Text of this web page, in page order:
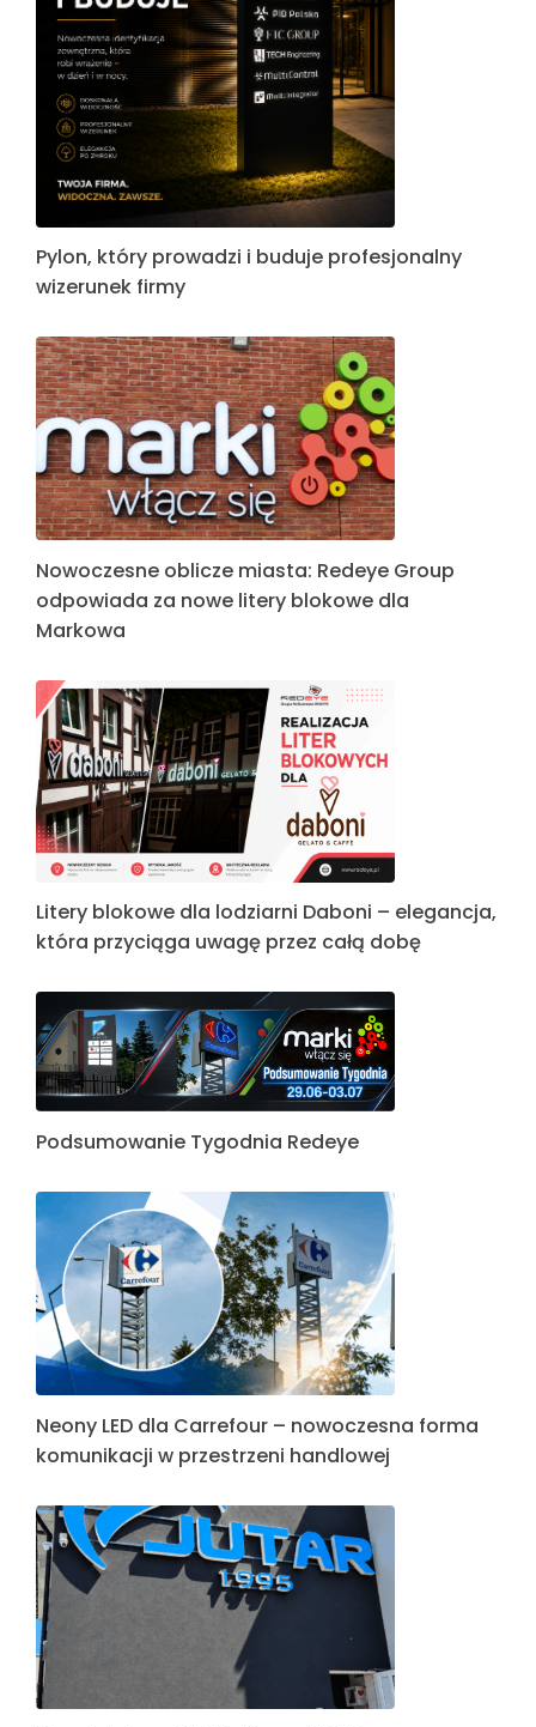
Pylon, który prowadzi i buduje profesjonalny
wizerunek firmy
Nowoczesne oblicze miasta: Redeye Group
odpowiada za nowe litery blokowe dla
Markowa
Litery blokowe dla lodziarni Daboni – elegancja,
która przyciąga uwagę przez całą dobę
Podsumowanie Tygodnia Redeye
Neony LED dla Carrefour – nowoczesna forma
komunikacji w przestrzeni handlowej